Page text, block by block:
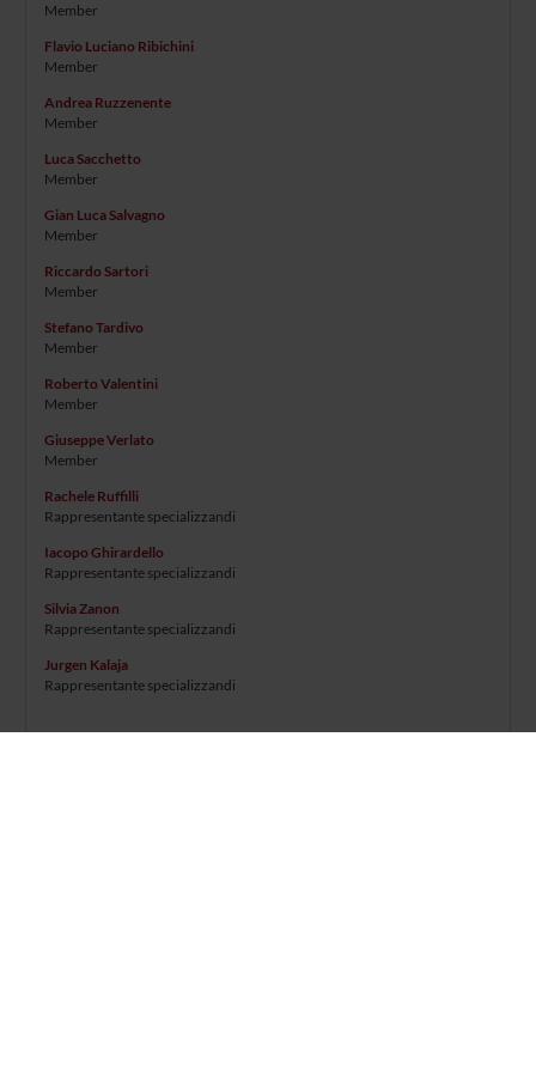
Member
Flavio Luciano Ribichini
Member
Andrea Ruzzenente
Member
Luca Sacchetto
Member
Gian Luca Salvagno
Member
Riccardo Sartori
Member
Stefano Tardivo
Member
Roberto Valentini
Member
Giuseppe Verlato
Member
Rachele Ruffilli
Rappresentante specializzandi
Iacopo Ghirardello
Rappresentante specializzandi
Silvia Zanon
Rappresentante specializzandi
Jurgen Kalaja
Rappresentante specializzandi